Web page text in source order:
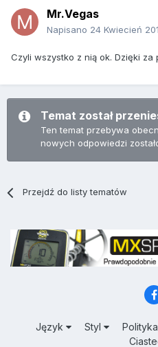
Mr.Vegas
Napisano 24 Kwiecień
Czyli wszystko z nią ok. Dzięki za
Temat został
Ten temat przebywa
nowych odpowiedzi
Przejdź do listy tematów
Język Styl